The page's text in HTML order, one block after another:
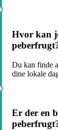
Hvor kan
Du kan finde
dine lokale
Er der en